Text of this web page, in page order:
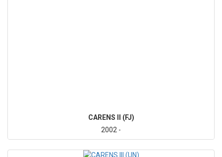
CARENS II (FJ)
2002 -